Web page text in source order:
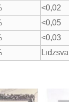
<0,02
<0,05
<0,03